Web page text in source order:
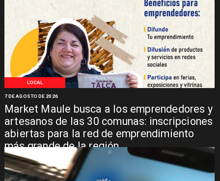
LOCAL
Market Maule busca a los emprendedores y
artesanos de las 30 comunas: inscripciones
abiertas para la red de emprendimiento
más grande de la región
7 DE AGOSTO DE 2026